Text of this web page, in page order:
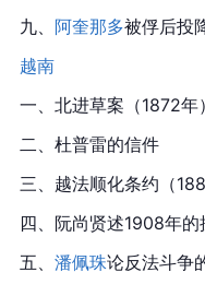
九、 阿奎那多被俘后投
越南
一、北进草案（1872年
二、杜普雷的信件
三、越法顺化条约（
四、阮尚贤述1908年的
五、 潘佩珠论反法斗争